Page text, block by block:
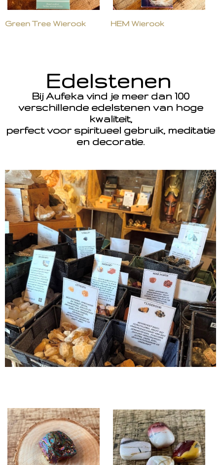
Green Tree Wierook HEM Wierook
Edelstenen
Bij Aufeka vind je meer dan 100
verschillende edelstenen van hoge
kwaliteit,
perfect voor spiritueel gebruik, meditatie
en decoratie.